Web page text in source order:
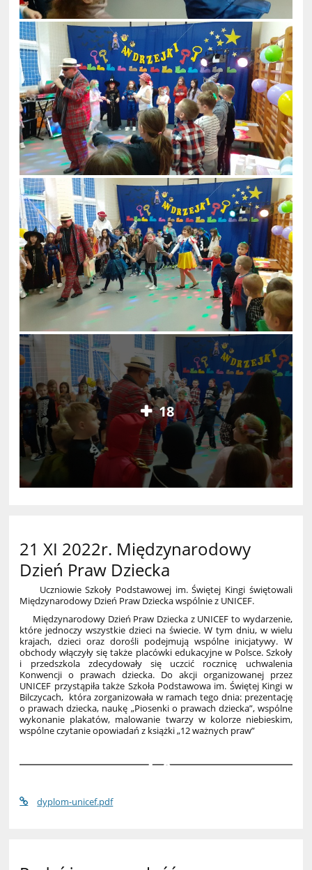
18
21 XI 2022r. Międzynarodowy
Dzień Praw Dziecka
Uczniowie Szkoły Podstawowej im. Świętej Kingi świętowali
Międzynarodowy Dzień Praw Dziecka wspólnie z UNICEF.
Międzynarodowy Dzień Praw Dziecka z UNICEF to wydarzenie,
które jednoczy wszystkie dzieci na świecie. W tym dniu, w wielu
krajach, dzieci oraz dorośli podejmują wspólne inicjatywy. W
obchody włączyły się także placówki edukacyjne w Polsce. Szkoły
i przedszkola zdecydowały się uczcić rocznicę uchwalenia
Konwencji o prawach dziecka. Do akcji organizowanej przez
UNICEF przystąpiła także Szkoła Podstawowa im. Świętej Kingi w
Bilczycach, która zorganizowała w ramach tego dnia: prezentację
o prawach dziecka, naukę „Piosenki o prawach dziecka”, wspólne
wykonanie plakatów, malowanie twarzy w kolorze niebieskim,
wspólne czytanie opowiadań z książki „12 ważnych praw”
2
dyplom-unicef.pdf